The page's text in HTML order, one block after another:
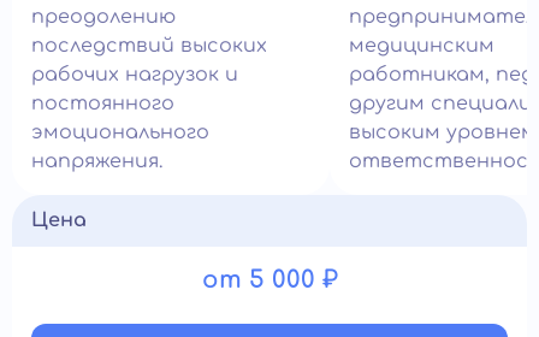
преодолению
последствий высоких
рабочих нагрузок и
постоянного
эмоционального
напряжения.
медицинским
работникам,
другим
высоким уровнем
Цена
от 5 000 ₽